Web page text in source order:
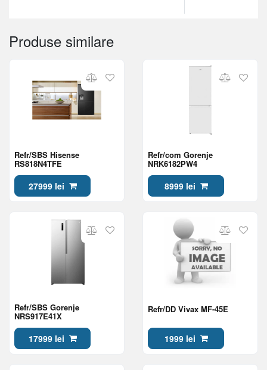
Produse similare
Refr/SBS Hisense
RS818N4TFE
27999 lei
Refr/com Gorenje
NRK6182PW4
8999 lei
Refr/SBS Gorenje
NRS917E41X
17999 lei
Refr/DD Vivax MF-45E
1999 lei